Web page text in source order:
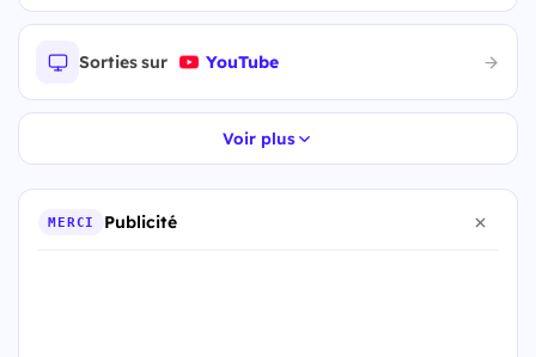
Sorties sur YouTube
Voir plus
MERCI Publicité